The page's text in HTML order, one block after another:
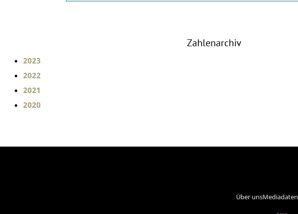
Zahlenarchiv
2023
2022
2021
2020
Über unsMediadaten